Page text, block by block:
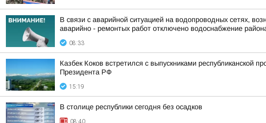
В связи с аварийной ситуацией на водопроводных сетях,
аварийно - ремонтых работ отключено водоснабжение
08:33
Казбек Коков встретился с выпускниками республиканской
Президента РФ
15:19
В столице республики сегодня без осадков
08:40